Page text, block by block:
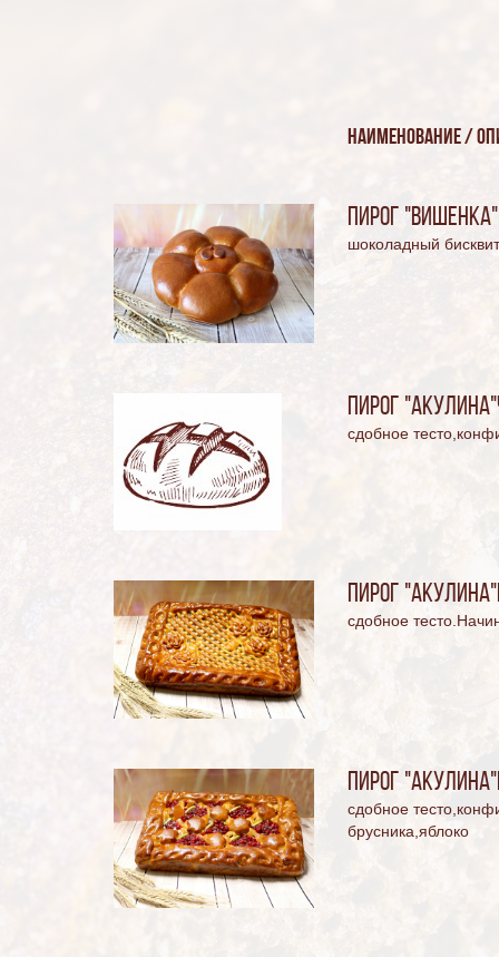
Наименование /
Пирог "Вишенка"
шоколадный
Пирог
сдобное
Пирог
сдобное
Пирог
сдобное
брусника,яблоко